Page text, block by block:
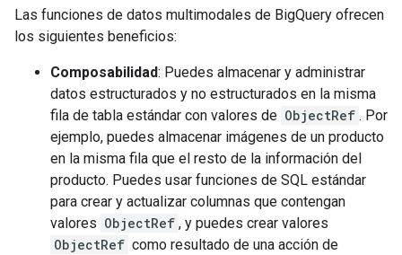
Las funciones de datos multimodales de BigQuery ofrecen
los siguientes beneficios:
Composabilidad: Puedes almacenar y administrar
datos estructurados y no estructurados en la misma
fila de tabla estándar con valores de ObjectRef . Por
ejemplo, puedes almacenar imágenes de un producto
en la misma fila que el resto de la información del
producto. Puedes usar funciones de SQL estándar
para crear y actualizar columnas que contengan
valores ObjectRef , y puedes crear valores
ObjectRef como resultado de una acción de